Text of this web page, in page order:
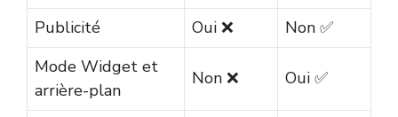
Publicité Oui ❌
Non ✅
Mode Widget et
arrière-plan
Non ❌ Oui ✅